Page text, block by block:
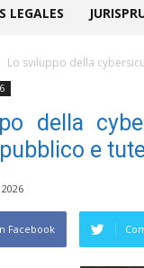
LEGALES
Lo sviluppo della
della
e
Facebook